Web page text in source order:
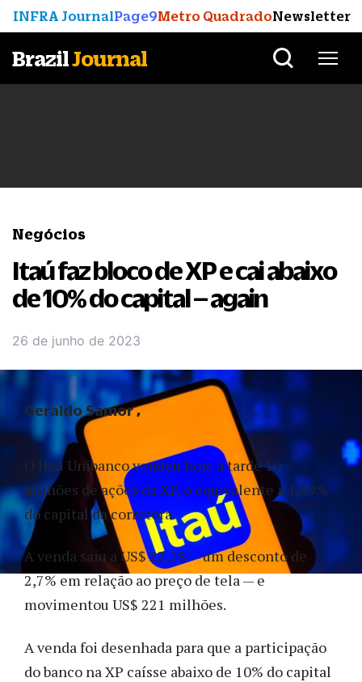
INFRA JournalPage9Metro QuadradoNewsletter
BrazilJournal
Negócios
Itaú faz bloco de XP e cai abaixo
de 10% do capital – again
26 de junho de 2023
O Itaú Unibanco vendeu hoje à tarde 10
milhões de ações da XP, o equivalente a 1,89%
do capital da corretora.
A venda saiu a US$ 22,18 — um desconto de
2,7% em relação ao preço de tela — e
movimentou US$ 221 milhões.
A venda foi desenhada para que a participação
do banco na XP caísse abaixo de 10% do capital
Geraldo Samor